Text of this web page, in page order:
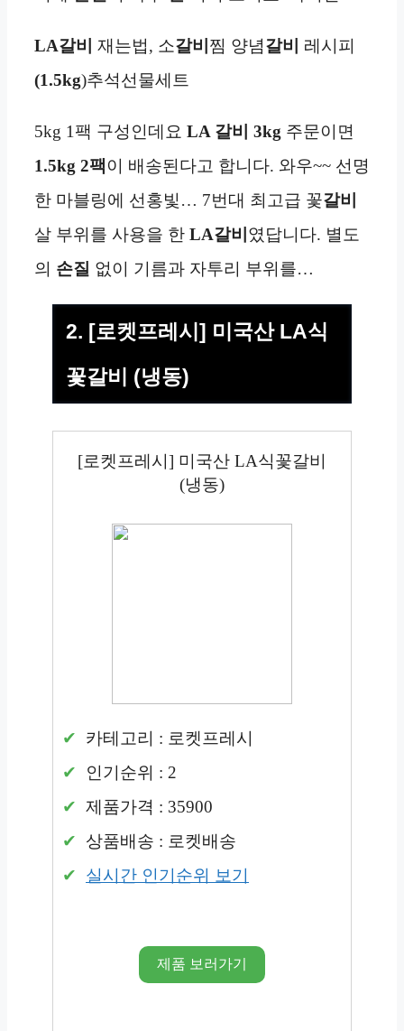
LA갈비 재는법, 소갈비 찜 양념갈비
레시피
(1.5kg)추석선물세트
5kg 1팩 구성인데요 LA 갈비 3kg 주문이면
1.5kg 2팩이 배송된다고 합니다. 와우~~ 선명
한 마블링에 선홍빛… 7번대 최고급 꽃갈비
살 부위를 사용을 한 LA갈비 였답니다. 별도
의 손질 없이 기름과 자투리 부위를…
2. [로켓프레시] 미국산 LA식
꽃갈비 (냉동)
[로켓프레시] 미국산 LA식꽃갈비
(냉동)
카테고리 : 로켓프레시
인기순위 : 2
제품가격 : 35900
상품배송 : 로켓배송
실시간 인기순위 보기
제품 보러가기